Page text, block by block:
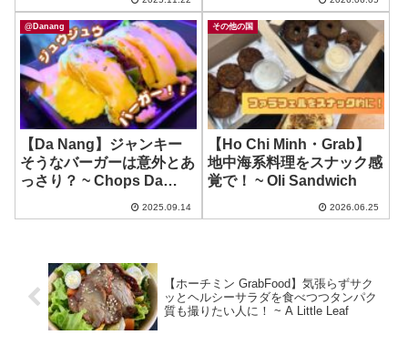
Bistro
@Danang
【Da Nang】ジャンキー
そうなバーガーは意外とあ
っさり？ ~ Chops Da
2025.09.14
その他の国
【Ho Chi Minh・Grab】
地中海系料理をスナック感
覚で！ ~ Oli Sandwich
2026.06.25
【ホーチミン GrabFood】気張らずサク
ッとヘルシーサラダを食べつつタンパク
質も撮りたい人に！ ~ A Little Leaf